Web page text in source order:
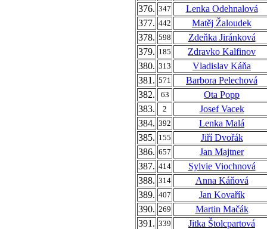
376. 347
Lenka Odehnalová
377. 442
Matěj Žaloudek
378. 598
Zdeňka Jiránková
379. 185
Zdravko Kalfinov
380. 313
Vladislav Káňa
381. 571
Barbora Pelechová
382.
63
Ota Popp
383.
2
Josef Vacek
384. 392
Lenka Malá
385. 155
Jiří Dvořák
386. 657
Jan Majtner
387. 414
Sylvie Viochnová
388. 314
Anna Káňová
389. 407
Jan Kovařík
390. 269
Martin Mačák
391. 339
Jitka Štolcpartová